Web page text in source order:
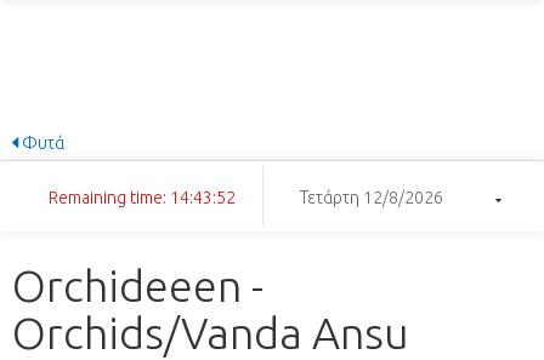
Φυτά
Remaining time: 14:43:51 Τετάρτη 12/8/2026
Orchideeen -
Orchids/Vanda Ansu